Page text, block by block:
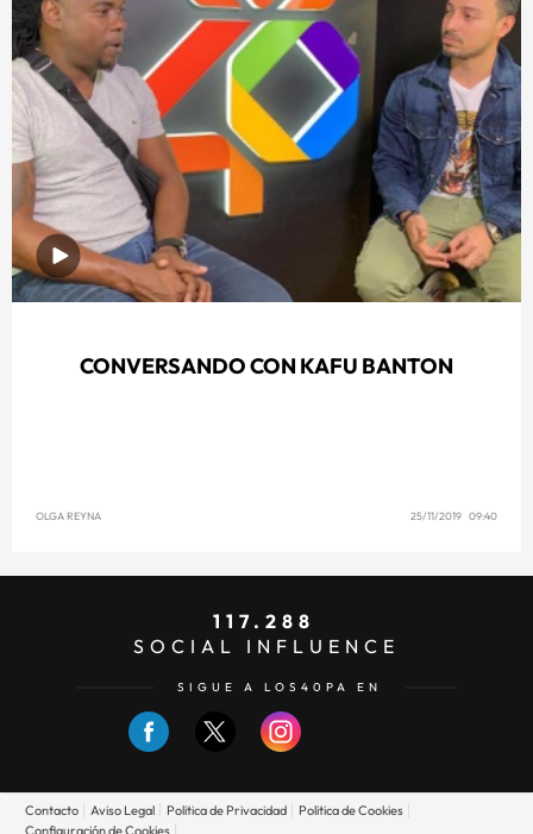
CONVERSANDO CON KAFU BANTON
OLGA REYNA 25/11/2019 09:40
117.288
SOCIAL INFLUENCE
SIGUE A LOS40PA EN
Contacto Aviso Legal Politica de Privacidad
Politica de Cookies